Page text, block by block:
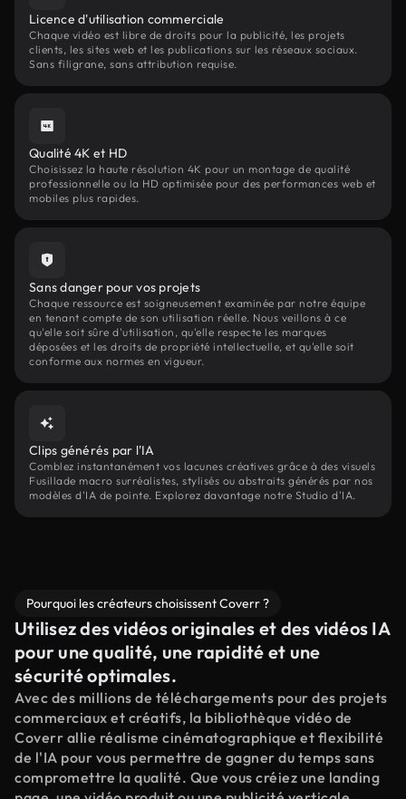
Licence d'utilisation commerciale
Chaque vidéo est libre de droits pour la publicité, les projets
clients, les sites web et les publications sur les réseaux sociaux.
Sans filigrane, sans attribution requise.
Qualité 4K et HD
Choisissez la haute résolution 4K pour un montage de qualité
professionnelle ou la HD optimisée pour des performances web et
mobiles plus rapides.
Sans danger pour vos projets
Chaque ressource est soigneusement examinée par notre équipe
en tenant compte de son utilisation réelle. Nous veillons à ce
qu'elle soit sûre d'utilisation, qu'elle respecte les marques
déposées et les droits de propriété intellectuelle, et qu'elle soit
conforme aux normes en vigueur.
Clips générés par l'IA
Comblez instantanément vos lacunes créatives grâce à des visuels
Fusillade macro surréalistes, stylisés ou abstraits générés par nos
modèles d'IA de pointe. Explorez davantage notre Studio d'IA.
Pourquoi les créateurs choisissent Coverr ?
Utilisez des vidéos originales et des vidéos IA
pour une qualité, une rapidité et une
sécurité optimales.
Avec des millions de téléchargements pour des projets
commerciaux et créatifs, la bibliothèque vidéo de
Coverr allie réalisme cinématographique et flexibilité
de l'IA pour vous permettre de gagner du temps sans
compromettre la qualité. Que vous créiez une landing